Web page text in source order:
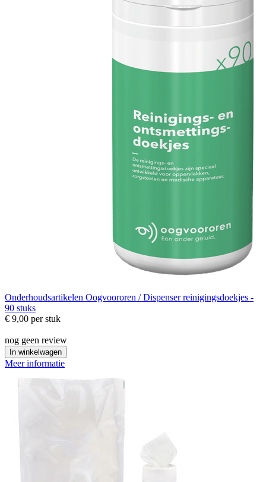
Onderhoudsartikelen Oogvoororen / Dispenser reinigingsdoekjes -
90 stuks
€ 9,00 per stuk
nog geen review
In winkelwagen
Meer informatie